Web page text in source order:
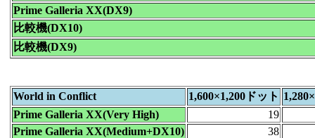
Prime Galleria XX(DX9)
比較機(DX10)
比較機(DX9)
World in Conflict 1,600×1,200ドット
Prime Galleria XX(Very High)
19
Prime Galleria XX(Medium+DX10)
38